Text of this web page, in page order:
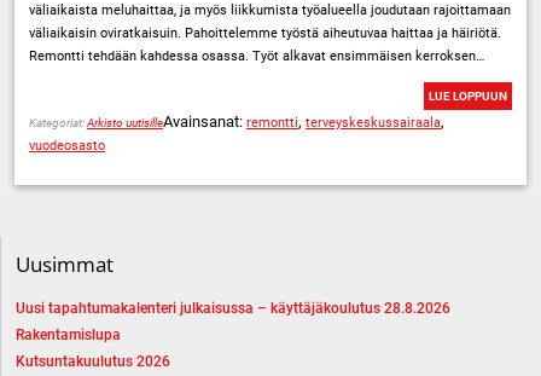
väliaikaista meluhaittaa, ja myös liikkumista työalueella joudutaan rajoittamaan
väliaikaisin oviratkaisuin. Pahoittelemme työstä aiheutuvaa haittaa ja häiriötä.
Remontti tehdään kahdessa osassa. Työt alkavat ensimmäisen kerroksen…
LUE LOPPUUN
Kategoriat:Arkisto uutisilleAvainsanat: remontti, terveyskeskussairaala,
vuodeosasto
Uusimmat
Uusi tapahtumakalenteri julkaisussa – käyttäjäkoulutus 28.8.2026
Rakentamislupa
Kutsuntakuulutus 2026